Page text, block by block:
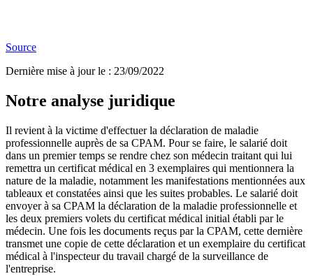
Source
Dernière mise à jour le : 23/09/2022
Notre analyse juridique
Il revient à la victime d'effectuer la déclaration de maladie
professionnelle auprès de sa CPAM. Pour se faire, le salarié doit
dans un premier temps se rendre chez son médecin traitant qui lui
remettra un certificat médical en 3 exemplaires qui mentionnera la
nature de la maladie, notamment les manifestations mentionnées aux
tableaux et constatées ainsi que les suites probables. Le salarié doit
envoyer à sa CPAM la déclaration de la maladie professionnelle et
les deux premiers volets du certificat médical initial établi par le
médecin. Une fois les documents reçus par la CPAM, cette dernière
transmet une copie de cette déclaration et un exemplaire du certificat
médical à l'inspecteur du travail chargé de la surveillance de
l'entreprise.